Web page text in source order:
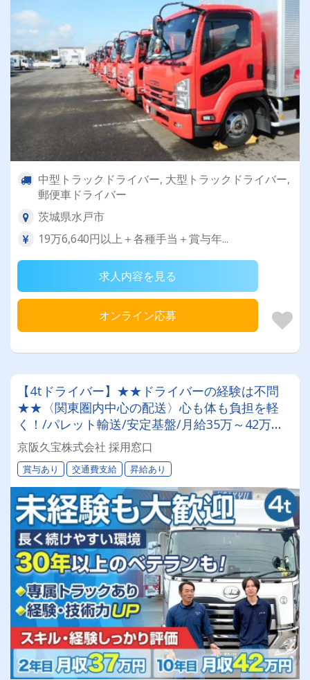
中型トラックドライバー, 大型トラックドライバー,
郵便車ドライバー
茨城県水戸市
19万6,640円以上＋各種手当＋賞与年...
求人内容を見る
オンライン応募
【4tドライバー】★★ドライバーの経験は不問
★★〈関東圏内中心の配送〉心も体も負担を軽
く！/パレット輸送/安定基盤/月給35万～42万円/
賞与年2回
京阪久宝株式会社 採用窓口
賞与あり 交通費支給 昇給あり